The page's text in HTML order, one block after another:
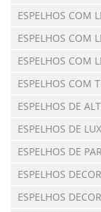
ESPELHOS COM
ESPELHOS COM
ESPELHOS COM
ESPELHOS COM
ESPELHOS DE
ESPELHOS DE
ESPELHOS DE
ESPELHOS
ESPELHOS